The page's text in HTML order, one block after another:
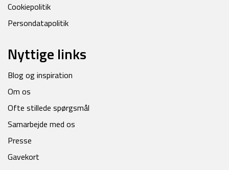
Cookiepolitik
Persondatapolitik
Nyttige links
Blog og inspiration
Om os
Ofte stillede spørgsmål
Samarbejde med os
Presse
Gavekort